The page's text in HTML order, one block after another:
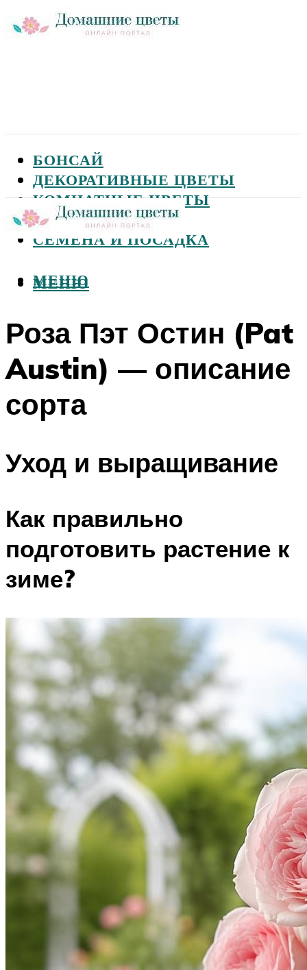
БОНСАЙ
ДЕКОРАТИВНЫЕ ЦВЕТЫ
КОМНАТНЫЕ ЦВЕТЫ
САДОВЫЕ ЦВЕТЫ
СЕМЕНА И ПОСАДКА
МЕНЮ
МЕНЮ
Роза Пэт Остин (Pat
Austin) — описание
сорта
Уход и выращивание
Как правильно
подготовить растение к
зиме?